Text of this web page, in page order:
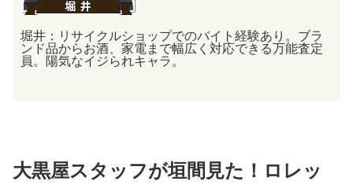
堀井：リサイクルショップでのバイト経験あり。 ブラ
ンド品からお酒、家電まで幅広く対応できる万能査定
員。陽気なイジられキャラ。
大黒屋スタッフが垣間見た！ロレッ